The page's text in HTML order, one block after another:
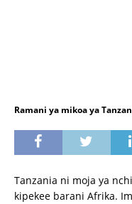
Ramani ya mikoa ya
Tanzania ni moja ya
kipekee barani Afrika.